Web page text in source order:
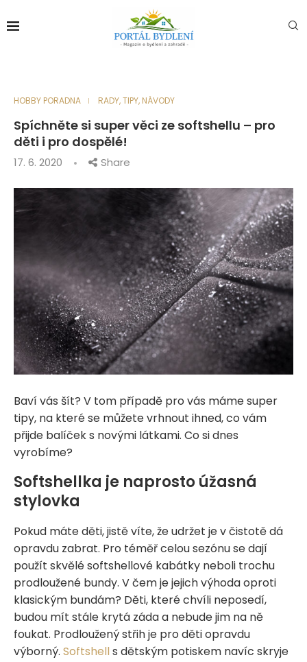
HOBBY PORADNA RADY, TIPY, NÁVODY
Spíchněte si super věci ze softshellu – pro
děti i pro dospělé!
17. 6. 2020 Share
Baví vás šít? V tom případě pro vás máme super
tipy, na které se můžete vrhnout ihned, co vám
přijde balíček s novými látkami. Co si dnes
vyrobíme?
Softshellka je naprosto úžasná
stylovka
Pokud máte děti, jistě víte, že udržet je v čistotě dá
opravdu zabrat. Pro téměř celou sezónu se dají
použít skvělé softshellové kabátky neboli trochu
prodloužené bundy. V čem je jejich výhoda oproti
klasickým bundám? Děti, které chvíli neposedí,
budou mít stále krytá záda a nebude jim na ně
foukat. Prodloužený střih je pro děti opravdu
výborný. Softshells dětským potiskem navíc skryje